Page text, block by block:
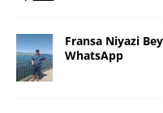
Fransa Niyazi
WhatsApp